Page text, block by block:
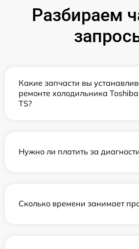
Разбираем
Какие запчасти вы
ремонте холодильника
TS?
Нужно ли платить за
Сколько времени занимает